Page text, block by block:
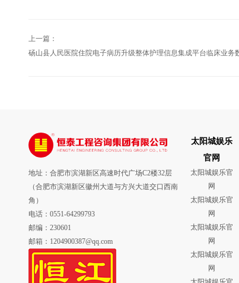
上一篇：
砀山县人民医院住院电子病历升级整体护理信息集成平台临床业务
地址：合肥市滨湖新区高速时代广场C2楼32层
（合肥市滨湖新区徽州大道与方兴大道交口西南
角）
电话：0551-64299793
邮编：230601
邮箱：1204900387@qq.com
太阳城娱乐
官网
太阳城娱乐官
网
太阳城娱乐官
网
太阳城娱乐官
网
太阳城娱乐官
网